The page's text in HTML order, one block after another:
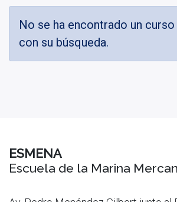
No se ha encontrado un
con su búsqueda.
ESMENA
Escuela de la Marina